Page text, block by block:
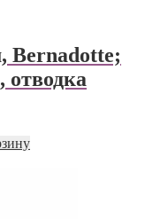
Bernadotte;
отводка